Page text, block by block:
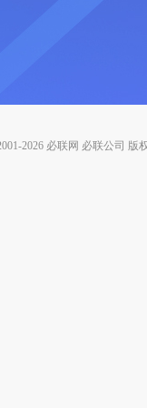
2026 必联网 必联公司 版